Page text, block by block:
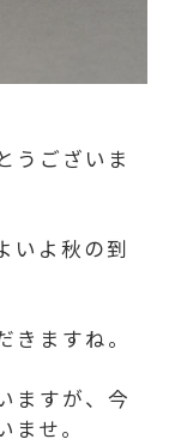
うございま
いよ秋の到
ますね。
ますが、今
せ。